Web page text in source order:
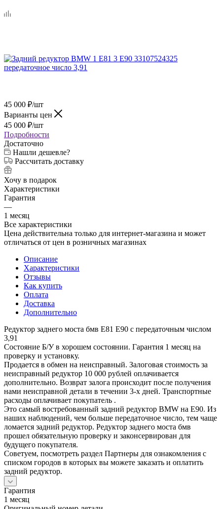
45 000 ₽/шт
Варианты цен
45 000 ₽/шт
Подробности
Достаточно
Нашли дешевле?
Рассчитать доставку
Хочу в подарок
Характеристики
Гарантия
—
1 месяц
Все характеристики
Цена действительна только для интернет-магазина и может
отличаться от цен в розничных магазинах
Описание
Характеристики
Отзывы
Как купить
Оплата
Доставка
Дополнительно
Редуктор заднего моста бмв Е81 Е90 с передаточным числом
3,91
Состояние Б/У в хорошем состоянии. Гарантия 1 месяц на
проверку и установку.
Продается в обмен на неисправный. Залоговая стоимость за
неисправный редуктор 10 000 рублей оплачивается
дополнительно. Возврат залога происходит после получения
нами неисправной детали в течении 3-х дней. Транспортные
расходы оплачивает покупатель .
Это самый востребованный задний редуктор BMW на Е90. Из
наших наблюдений, чем больше передаточное число, тем чаще
ломается задний редуктор. Редуктор заднего моста бмв
прошел обязательную проверку и законсервирован для
будущего покупателя.
Советуем, посмотреть раздел Партнеры для ознакомления с
списком городов в которых вы можете заказать и оплатить
задний редуктор.
Гарантия
1 месяц